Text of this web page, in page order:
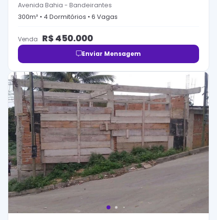
Avenida Bahia - Bandeirantes
300m² • 4 Dormitórios • 6 Vagas
Venda R$ 450.000
Enviar Mensagem